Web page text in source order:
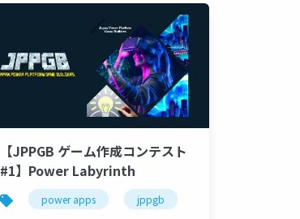
【JPPGB ゲーム作成コンテスト
#1】Power Labyrinth
power apps jppgb